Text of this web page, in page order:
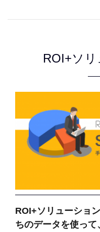
ROI+ソ
ROI+ソリューショ
ちのデータを使っ